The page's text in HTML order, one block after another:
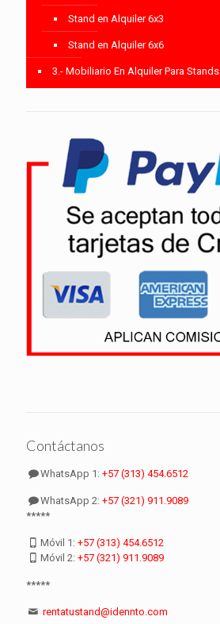
Stand en Alquiler 6x3
Stand en Alquiler 6x6
3.- Mobiliario En Alquiler Para Stands
Contáctanos
WhatsApp 1:+57 (313) 454.6512
WhatsApp 2:+57 (321) 911.9089
*****
Móvil 1:+57 (313) 454.6512
Móvil 2:+57 (321) 911.9089
*****
rentatustand@idennto.com